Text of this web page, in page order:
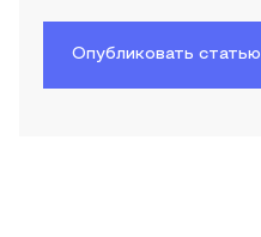
Опубликовать статью